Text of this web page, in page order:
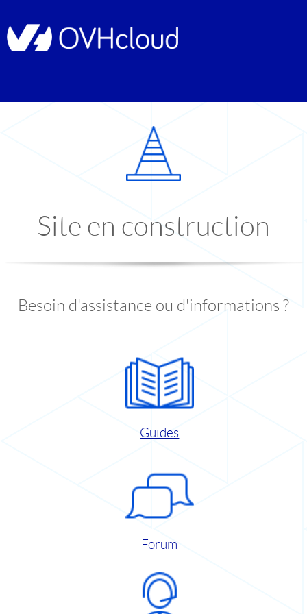
Site en construction
Besoin d'assistance ou d'informations ?
Guides
Forum